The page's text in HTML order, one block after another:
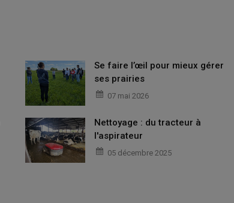
Se faire l’œil pour mieux gérer
ses prairies
07 mai 2026
Nettoyage : du tracteur à
l'aspirateur
05 décembre 2025